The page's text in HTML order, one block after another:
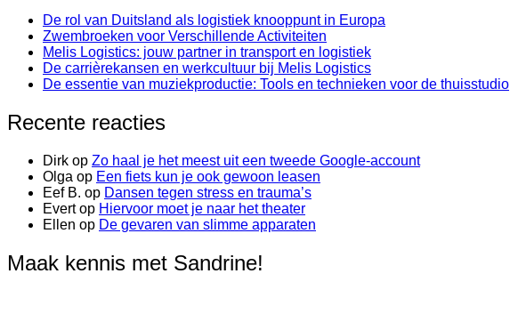
De rol van Duitsland als logistiek knooppunt in Europa
Zwembroeken voor Verschillende Activiteiten
Melis Logistics: jouw partner in transport en logistiek
De carrièrekansen en werkcultuur bij Melis Logistics
De essentie van muziekproductie: Tools en technieken voor de thuisstudio
Recente reacties
Dirk op Zo haal je het meest uit een tweede Google-account
Olga op Een fiets kun je ook gewoon leasen
Eef B. op Dansen tegen stress en trauma’s
Evertop Hiervoor moet je naar het theater
Ellen op De gevaren van slimme apparaten
Maak kennis met Sandrine!